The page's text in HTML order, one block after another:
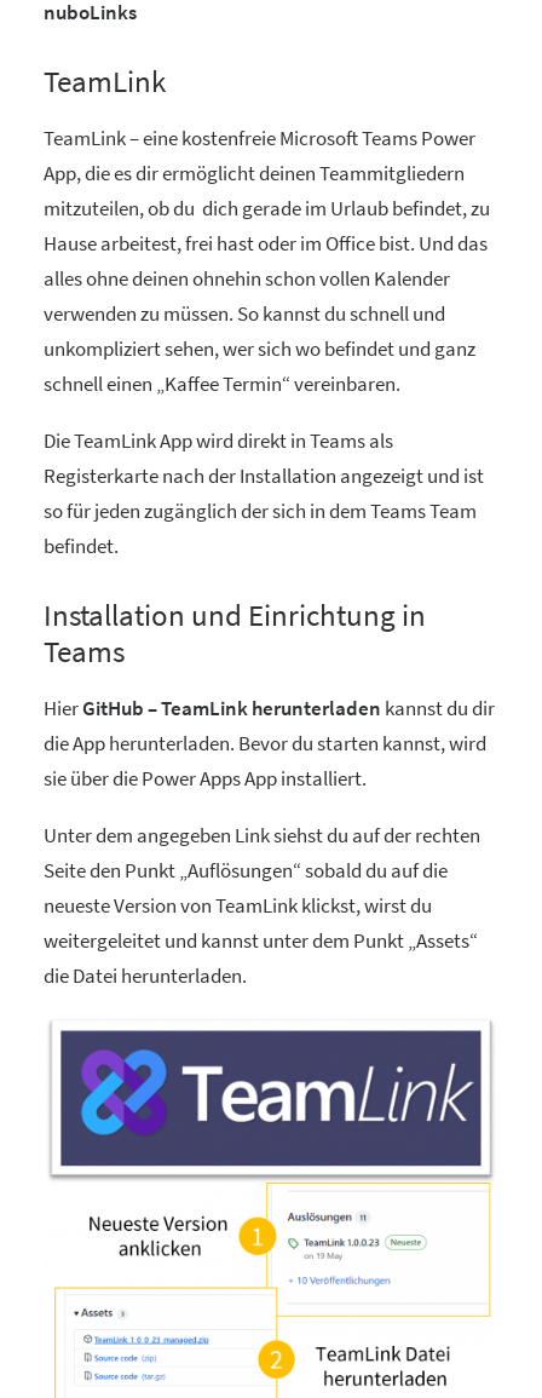
nuboLinks
TeamLink
TeamLink – eine kostenfreie Microsoft Teams Power
App, die es dir ermöglicht deinen Teammitgliedern
mitzuteilen, ob du dich gerade im Urlaub befindet, zu
Hause arbeitest, frei hast oder im Office bist. Und das
alles ohne deinen ohnehin schon vollen Kalender
verwenden zu müssen. So kannst du schnell und
unkompliziert sehen, wer sich wo befindet und ganz
schnell einen „Kaffee Termin“ vereinbaren.
Die TeamLink App wird direkt in Teams als
Registerkarte nach der Installation angezeigt und ist
so für jeden zugänglich der sich in dem Teams Team
befindet.
Installation und Einrichtung in
Teams
HierGitHub – TeamLink herunterladen kannst du dir
die App herunterladen. Bevor du starten kannst, wird
sie über die Power Apps App installiert.
Unter dem angegeben Link siehst du auf der rechten
Seite den Punkt „Auflösungen“ sobald du auf die
neueste Version von TeamLink klickst, wirst du
weitergeleitet und kannst unter dem Punkt „Assets“
die Datei herunterladen.